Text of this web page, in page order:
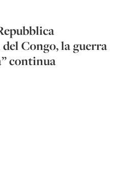
Congo, la guerra
continua